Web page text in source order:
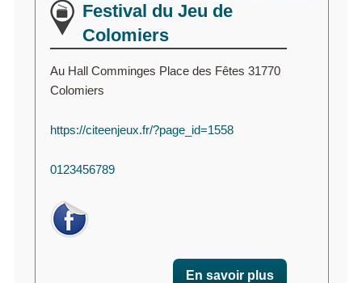
Festival du Jeu de
Colomiers
Au Hall Comminges Place des Fêtes 31770
Colomiers
https://citeenjeux.fr/?page_id=1558
0123456789
En savoir plus